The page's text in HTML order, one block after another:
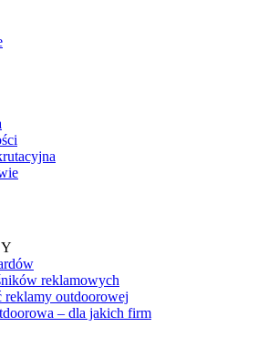
reklamowych
reklamy outdoorowej
– dla jakich firm